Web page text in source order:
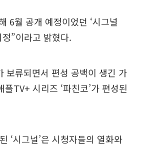
6월 공개 예정이었던 ‘시그널
”이라고 밝혔다.
보류되면서 편성 공백이 생긴 가
TV+ 시리즈 ‘파친코’가 편성된
‘시그널’은 시청자들의 열화와